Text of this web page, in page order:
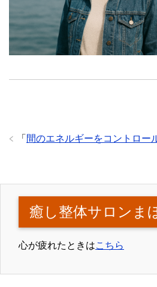
「 間のエネルギーをコントロー
癒し整体サロンま
心が疲れたときはこちら